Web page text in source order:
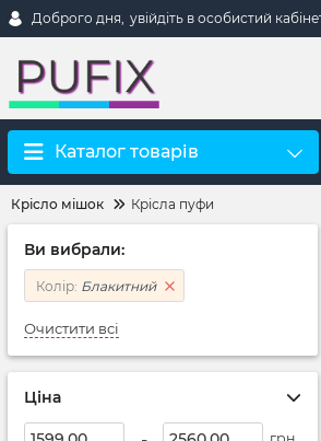
Доброго дня, увійдіть в особистий
Каталог товарів
Крісло мішок Крісла пуфи
Ви вибрали:
Колір: Блакитний
Очистити всі
Ціна